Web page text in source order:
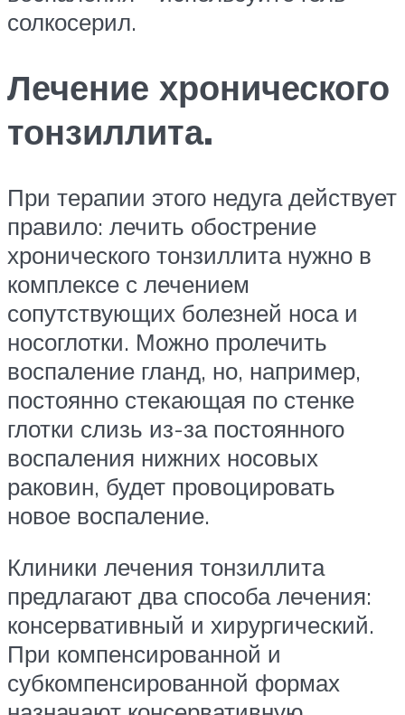
солкосерил.
Лечение хронического
тонзиллита.
При терапии этого недуга действует
правило: лечить обострение
хронического тонзиллита нужно в
комплексе с лечением
сопутствующих болезней носа и
носоглотки. Можно пролечить
воспаление гланд, но, например,
постоянно стекающая по стенке
глотки слизь из-за постоянного
воспаления нижних носовых
раковин, будет провоцировать
новое воспаление.
Клиники лечения тонзиллита
предлагают два способа лечения:
консервативный и хирургический.
При компенсированной и
субкомпенсированной формах